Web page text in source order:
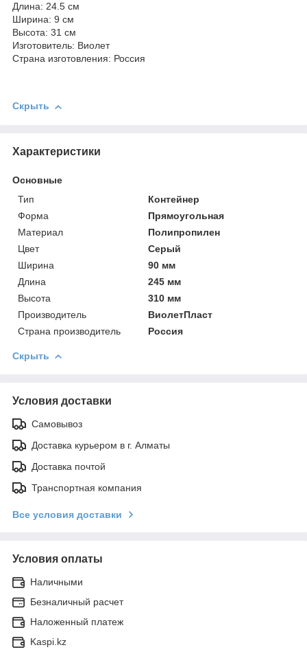
Длина: 24.5 см
Ширина: 9 см
Высота: 31 см
Изготовитель: Виолет
Страна изготовления: Россия
Скрыть
Характеристики
Основные
Тип
Контейнер
Форма
Прямоугольная
Материал
Полипропилен
Цвет
Серый
Ширина
90 мм
Длина
245 мм
Высота
310 мм
Производитель
ВиолетПласт
Страна производитель
Россия
Скрыть
Условия доставки
Самовывоз
Доставка курьером в г. Алматы
Доставка почтой
Транспортная компания
Все условия доставки
Условия оплаты
Наличными
Безналичный расчет
Наложенный платеж
Kaspi.kz